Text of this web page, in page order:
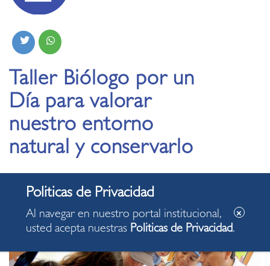
Taller Biólogo por un
Día para valorar
nuestro entorno
natural y conservarlo
10.01.2020
Al navegar en nuestro portal institucional,
usted acepta nuestras Politicas de Privacidad.